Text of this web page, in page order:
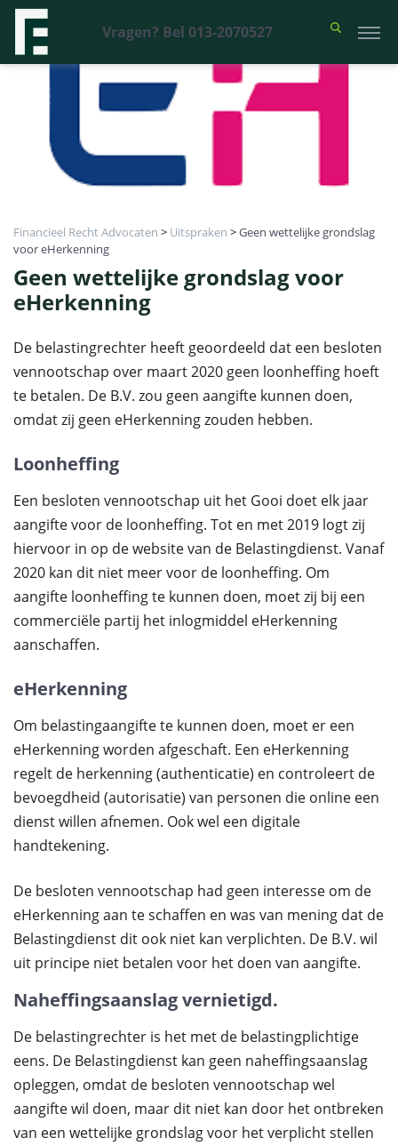
Vragen? Bel 013-2070527
Financieel Recht Advocaten > Uitspraken >Geen wettelijke grondslag
voor eHerkenning
Geen wettelijke grondslag voor
eHerkenning
De belastingrechter heeft geoordeeld dat een besloten
vennootschap over maart 2020 geen loonheffing hoeft
te betalen. De B.V. zou geen aangifte kunnen doen,
omdat zij geen eHerkenning zouden hebben.
Loonheffing
Een besloten vennootschap uit het Gooi doet elk jaar
aangifte voor de loonheffing. Tot en met 2019 logt zij
hiervoor in op de website van de Belastingdienst. Vanaf
2020 kan dit niet meer voor de loonheffing. Om
aangifte loonheffing te kunnen doen, moet zij bij een
commerciële partij het inlogmiddel eHerkenning
aanschaffen.
eHerkenning
Om belastingaangifte te kunnen doen, moet er een
eHerkenning worden afgeschaft. Een eHerkenning
regelt de herkenning (authenticatie) en controleert de
bevoegdheid (autorisatie) van personen die online een
dienst willen afnemen. Ook wel een digitale
handtekening.
De besloten vennootschap had geen interesse om de
eHerkenning aan te schaffen en was van mening dat de
Belastingdienst dit ook niet kan verplichten. De B.V. wil
uit principe niet betalen voor het doen van aangifte.
Naheffingsaanslag vernietigd.
De belastingrechter is het met de belastingplichtige
eens. De Belastingdienst kan geen naheffingsaanslag
opleggen, omdat de besloten vennootschap wel
aangifte wil doen, maar dit niet kan door het ontbreken
van een wettelijke grondslag voor het verplicht stellen